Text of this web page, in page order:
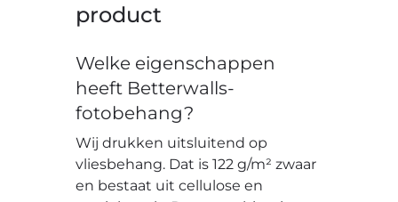
product
Welke eigenschappen
heeft Betterwalls-
fotobehang?
Wij drukken uitsluitend op
vliesbehang. Dat is 122 g/m² zwaar
en bestaat uit cellulose en